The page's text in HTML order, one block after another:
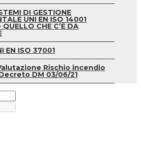
DI GESTIONE
UNI EN ISO 14001
CHE C’È DA
EN ISO 37001
Rischio incendio
DM 03/06/21